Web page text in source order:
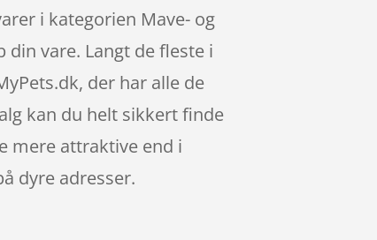
i kategorien Mave- og
vare. Langt de fleste i
der har alle de
kan du helt sikkert finde
mere attraktive end i
dyre adresser.